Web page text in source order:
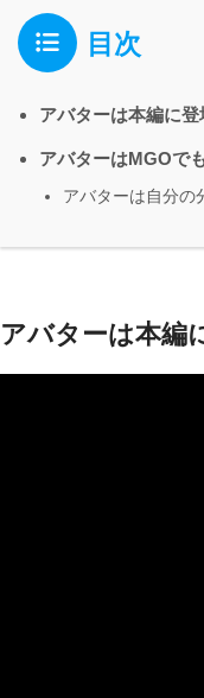
目次
アバターは本編に
アバターはMGOで
アバターは自分の
アバターは本編